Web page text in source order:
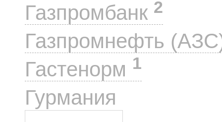
Газпромбанк 2
Газпромнефть
Гастенорм 1
Гурмания